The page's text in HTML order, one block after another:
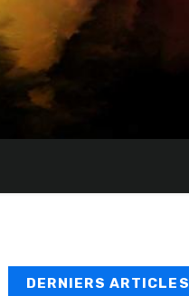
DERNIERS ARTICLES